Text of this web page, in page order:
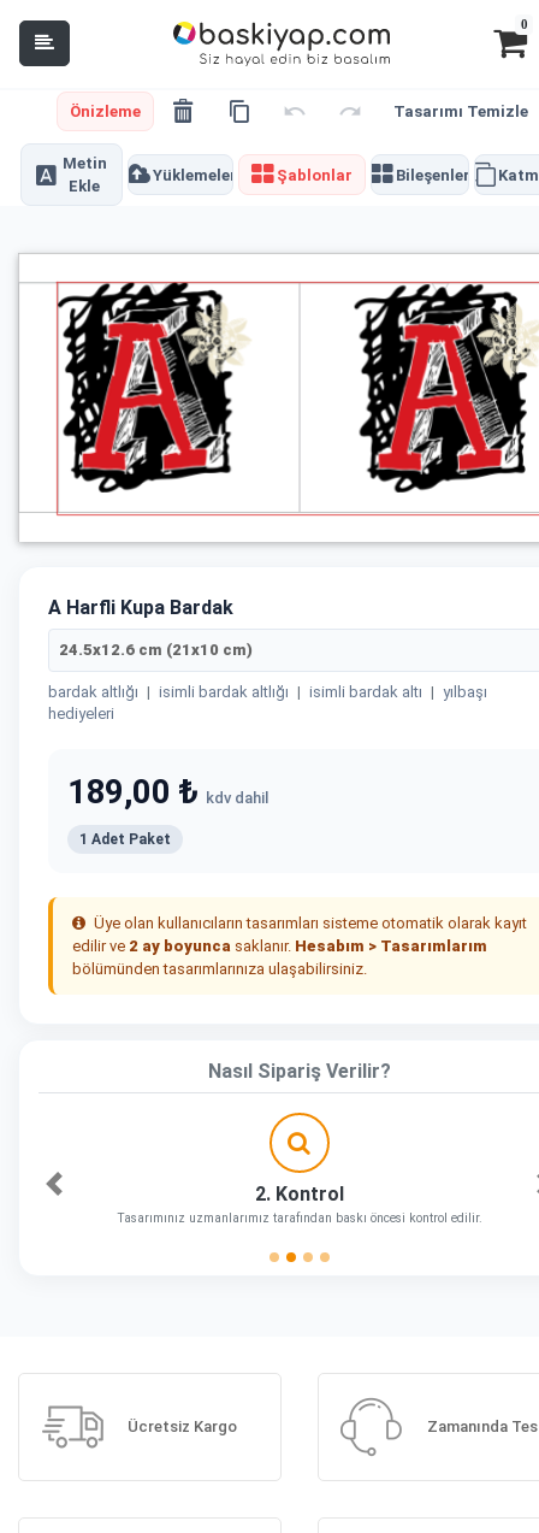
0
Önizleme Tasarımı Temizle
Metin
Ekle
Yüklemeler Şablonlar Bileşenler
A Harfli Kupa Bardak
24.5x12.6 cm (21x10 cm)
bardak altlığı | isimli bardak altlığı | isimli bardak altı | yılbaşı
hediyeleri
189,00 ₺ kdv dahil
1 Adet Paket
Üye olan kullanıcıların tasarımları sisteme otomatik olarak kayıt
edilir ve 2 ay boyunca saklanır. Hesabım > Tasarımlarım
bölümünden tasarımlarınıza ulaşabilirsiniz.
Nasıl Sipariş Verilir?
2. Kontrol
Tasarımınız uzmanlarımız tarafından baskı öncesi kontrol edilir.
Önceki
Ücretsiz Kargo Zamanında